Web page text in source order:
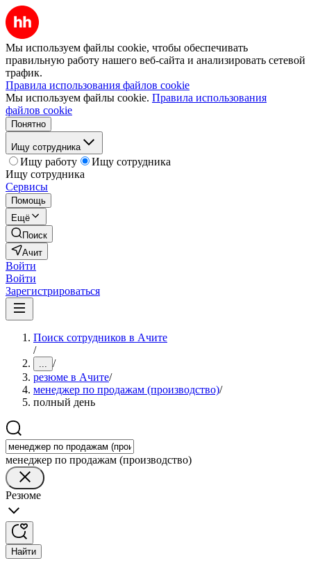
Мы используем файлы cookie, чтобы обеспечивать
правильную работу нашего веб-сайта и анализировать сетевой
трафик.
Правила использования файлов cookie
Мы используем файлы cookie. Правила использования
файлов cookie
Понятно
Ищу сотрудника
Ищу работу
Ищу сотрудника
Ищу сотрудника
Сервисы
Помощь
Ещё
Поиск
Ачит
Войти
Войти
Зарегистрироваться
Поиск сотрудников в Ачите
/
... /
резюме в Ачите/
менеджер по продажам (производство)/
полный день
менеджер по продажам (производство)
Резюме
Найти